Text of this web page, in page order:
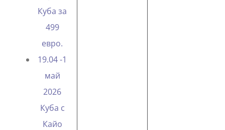
Куба за
499
евро.
19.04 -1
май
2026
Куба с
Кайо